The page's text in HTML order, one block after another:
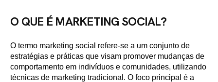
O QUE É MARKETING SOCIAL?
O termo marketing social refere-se a um conjunto de
estratégias e práticas que visam promover mudanças de
comportamento em indivíduos e comunidades, utilizando
técnicas de marketing tradicional. O foco principal é a